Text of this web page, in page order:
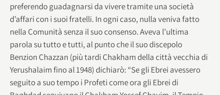
preferendo guadagnarsi da vivere tramite una società
d’affari con i suoi fratelli. In ogni caso, nulla veniva fatto
nella Comunità senza il suo consenso. Aveva l’ultima
parola su tutto e tutti, al punto che il suo discepolo
Benzion Chazzan (più tardi Chakham della città vecchia di
Yerushalaim fino al 1948) dichiarò: “Se gli Ebrei avessero
seguito a suo tempo i Profeti come ora gli Ebrei di